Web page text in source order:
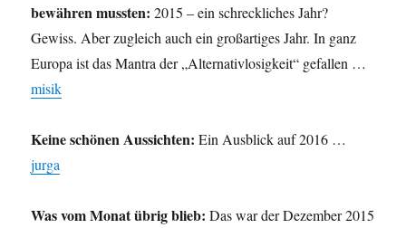
bewähren mussten: 2015 – ein schreckliches Jahr?
Gewiss. Aber zugleich auch ein großartiges Jahr. In ganz
Europa ist das Mantra der „Alternativlosigkeit“ gefallen …
misik
Keine schönen Aussichten: Ein Ausblick auf 2016 …
jurga
Was vom Monat übrig blieb: Das war der Dezember 2015